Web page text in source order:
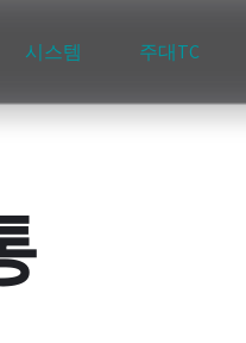
시스템 주대TC